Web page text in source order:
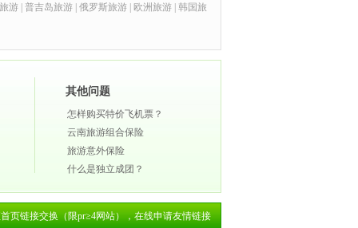
游 普吉岛旅游 俄罗斯旅游 欧洲旅游 韩国旅
其他问题
怎样购买特价飞机票？
云南旅游组合保险
旅游意外保险
什么是独立成团？
页链接交换（限pr≥4网站）， 在线申请友情链接